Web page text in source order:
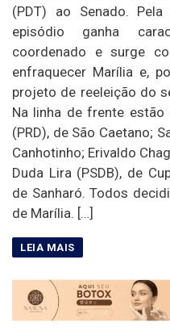
(PDT) ao Senado.
episódio ganha
coordenado e surge
enfraquecer Marília e,
projeto de reeleição do
Na linha de frente
(PRD), de São Caetano;
Canhotinho; Erivaldo
Duda Lira (PSDB), de
de Sanharó. Todos
de Marília. […]